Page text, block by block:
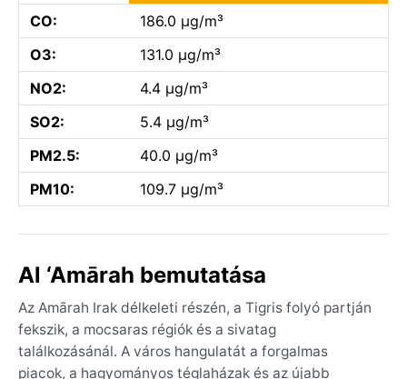
CO:
186.0 µg/m³
O3:
131.0 µg/m³
NO2:
4.4 µg/m³
SO2:
5.4 µg/m³
PM2.5:
40.0 µg/m³
PM10:
109.7 µg/m³
Al ‘Amārah bemutatása
Az Amārah Irak délkeleti részén, a Tigris folyó partján
fekszik, a mocsaras régiók és a sivatag
találkozásánál. A város hangulatát a forgalmas
piacok, a hagyományos téglaházak és az újabb